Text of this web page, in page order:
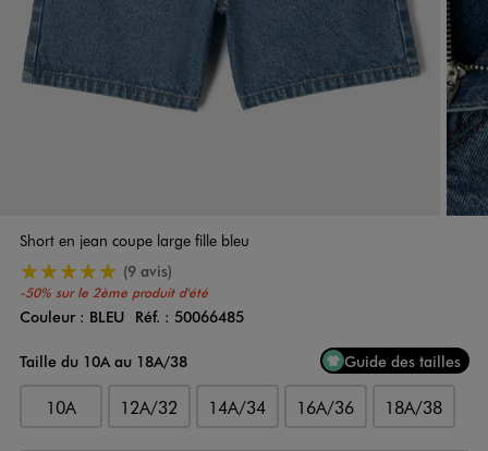
Short en jean coupe large fille bleu
-50% sur le 2ème produit d'été
5/5 de moyenne(9 avis)
Couleur
Couleur : BLEU Réf. : 50066485
Taille du 10A au 18A/38
Guide des tailles
10A 12A/32 14A/34 16A/36 18A/38